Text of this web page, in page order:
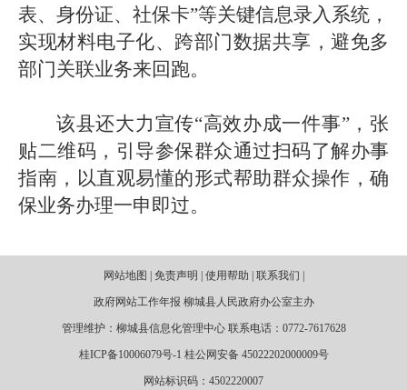
表、身份证、社保卡”等关键信息录入系统，
实现材料电子化、跨部门数据共享，避免多
部门关联业务来回跑。
该县还大力宣传“高效办成一件事”，张
贴二维码，引导参保群众通过扫码了解办事
指南，以直观易懂的形式帮助群众操作，确
保业务办理一申即过。
网站地图 | 免责声明 | 使用帮助 | 联系我们 |
政府网站工作年报 柳城县人民政府办公室主办
管理维护：柳城县信息化管理中心 联系电话：0772-7617628
桂ICP备10006079号-1 桂公网安备 45022202000009号
网站标识码：4502220007